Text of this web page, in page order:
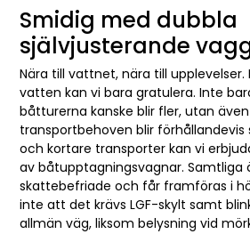
Smidig med dubbla
självjusterande
Nära till vattnet, nära till upplevelser.
vatten kan vi bara gratulera. Inte
båtturerna kanske blir fler, utan
transportbehoven blir förhållandevis
och kortare transporter kan vi
av båtupptagningsvagnar. Samtliga
skattebefriade och får framföras i
inte att det krävs LGF-skylt samt
allmän väg, liksom belysning vid